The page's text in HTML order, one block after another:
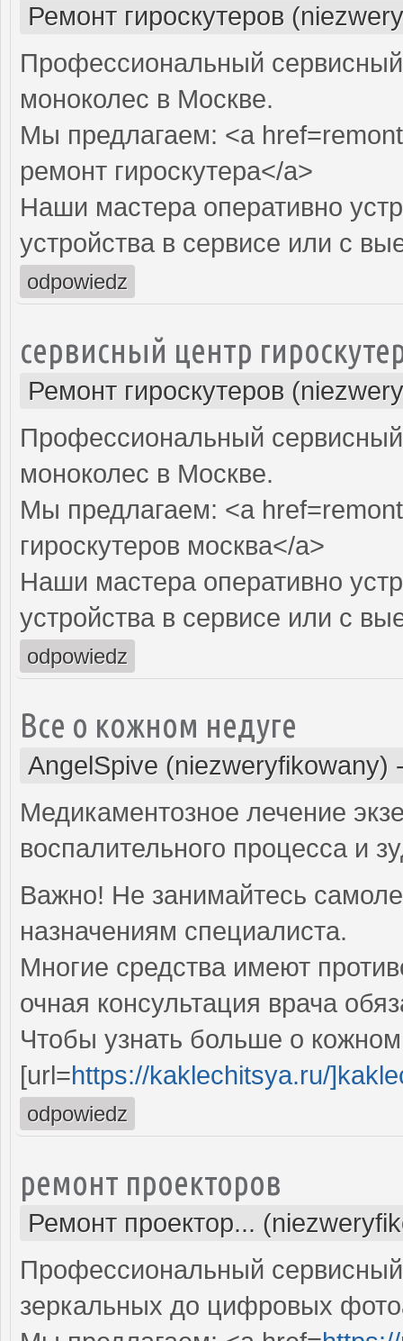
Ремонт гироскутеров
Профессиональный сервисный
моноколес в Москве.
Мы предлагаем: <a
ремонт гироскутера</a>
Наши мастера оперативно
устройства в сервисе или с
odpowiedz
сервисный центр
Ремонт гироскутеров
Профессиональный сервисный
моноколес в Москве.
Мы предлагаем: <a
гироскутеров москва</a>
Наши мастера оперативно
устройства в сервисе или с
odpowiedz
Все о кожном недуге
AngelSpive (niezweryfikowany)
Медикаментозное лечение
воспалительного процесса и
Важно! Не занимайтесь
назначениям специалиста.
Многие средства имеют
очная консультация врача
Чтобы узнать больше о
[url=https://kaklechitsya.ru/
odpowiedz
ремонт проекторов
Ремонт проектор...
Профессиональный
зеркальных до цифровых